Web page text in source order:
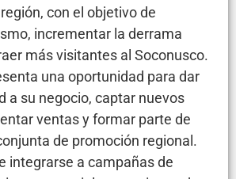
con el objetivo de
incrementar la derrama
más visitantes al Soconusco.
una oportunidad para dar
a su negocio, captar nuevos
ventas y formar parte de
de promoción regional.
integrarse a campañas de